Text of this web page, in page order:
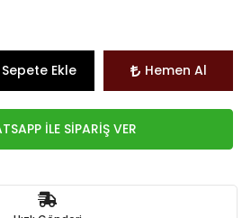
Sepete Ekle Hemen Al
İLE SİPARİŞ VER